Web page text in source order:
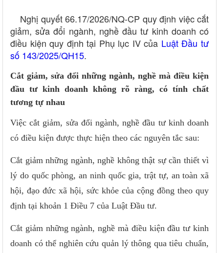
Nghị quyết 66.17/2026/NQ-CP quy định việc cắt
giảm, sửa đổi ngành, nghề đầu tư kinh doanh có
điều kiện quy định tại Phụ lục IV của Luật Đầu tư
số 143/2025/QH15.
Cắt giảm, sửa đổi những ngành, nghề mà điều kiện
đầu tư kinh doanh không rõ ràng, có tính chất
tương tự nhau
Việc cắt giảm, sửa đổi ngành, nghề đầu tư kinh doanh
có điều kiện được thực hiện theo các nguyên tắc sau:
Cắt giảm những ngành, nghề không thật sự cần thiết vì
lý do quốc phòng, an ninh quốc gia, trật tự, an toàn xã
hội, đạo đức xã hội, sức khỏe của cộng đồng theo quy
định tại khoản 1 Điều 7 của Luật Đầu tư.
Cắt giảm những ngành, nghề mà điều kiện đầu tư kinh
doanh có thể nghiên cứu quản lý thông qua tiêu chuẩn,